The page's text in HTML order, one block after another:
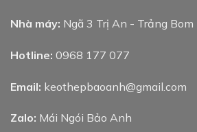
Nhà máy: Ngã 3 Trị An - Trảng Bom
Hotline: 0968 177 077
Email: keothepbaoanh@gmail.com
Zalo: Mái Ngói Bảo Anh